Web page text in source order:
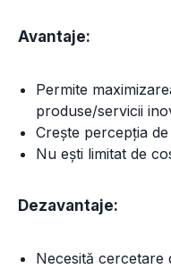
Avantaje:
Permite
produse/servicii
Crește percepția
Nu ești limitat de
Dezavantaje:
Necesită